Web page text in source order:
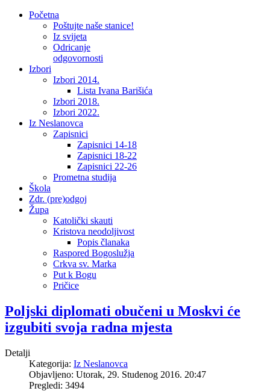
Početna
Poštujte naše stanice!
Iz svijeta
Odricanje
odgovornosti
Izbori
Izbori 2014.
Lista Ivana Barišića
Izbori 2018.
Izbori 2022.
Iz Neslanovca
Zapisnici
Zapisnici 14-18
Zapisnici 18-22
Zapisnici 22-26
Prometna studija
Škola
Zdr. (pre)odgoj
Župa
Katolički skauti
Kristova neodoljivost
Popis članaka
Raspored Bogoslužja
Crkva sv. Marka
Put k Bogu
Pričice
Poljski diplomati obučeni u Moskvi će
izgubiti svoja radna mjesta
Detalji
Kategorija: Iz Neslanovca
Objavljeno: Utorak, 29. Studenog 2016. 20:47
Pregledi: 3494